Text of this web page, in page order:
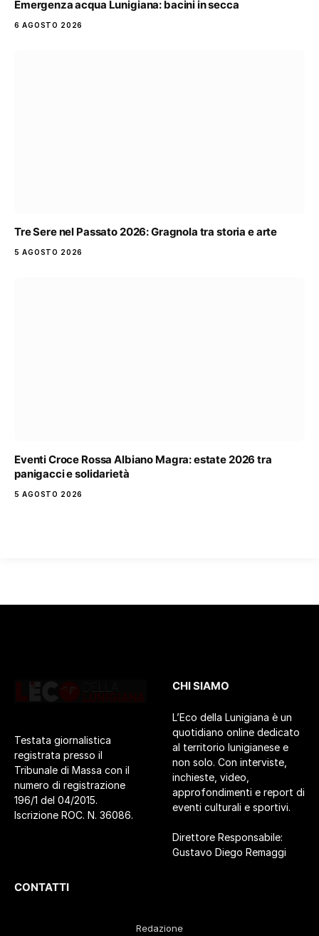
Emergenza acqua Lunigiana: bacini in secca
6 AGOSTO 2026
Tre Sere nel Passato 2026: Gragnola tra storia e arte
5 AGOSTO 2026
Eventi Croce Rossa Albiano Magra: estate 2026 tra
panigacci e solidarietà
5 AGOSTO 2026
Testata giornalistica
registrata presso il
Tribunale di Massa con il
numero di registrazione
196/1 del 04/2015.
Iscrizione ROC. N. 36086.
CHI SIAMO
L’Eco della Lunigiana è un
quotidiano online dedicato
al territorio lunigianese e
non solo. Con interviste,
inchieste, video,
approfondimenti e report di
eventi culturali e sportivi.
Direttore Responsabile:
Gustavo Diego Remaggi
CONTATTI
Redazione